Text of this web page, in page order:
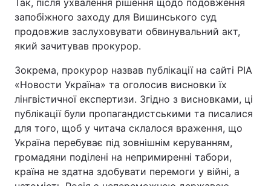
Тема оформлення
Так, після ухвалення рішення щодо подовження
запобіжного заходу для Вишинського суд
продовжив заслуховувати обвинувальний акт,
який зачитував прокурор.
Зокрема, прокурор назвав публікації на сайті РІА
«Новости Україна» та оголосив висновки їх
лінгвістичної експертизи. Згідно з висновками, ці
публікації були пропагандистськими та писалися
для того, щоб у читача склалося враження, що
Україна перебуває під зовнішнім керуванням,
громадяни поділені на непримиренні табори,
країна не здатна здобувати перемоги у війні, а